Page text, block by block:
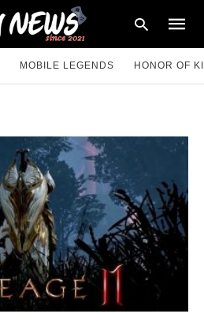
your
search
hit
enter:
MOBILE LEGENDS HONOR OF